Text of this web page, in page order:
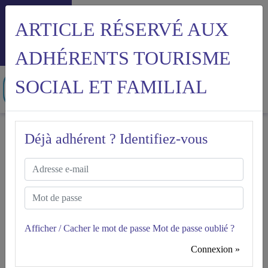
Accueil
Comment déterminer le salaire minimum de mon
salarié ?
ARTICLE RÉSERVÉ AUX
ADHÉRENTS TOURISME
SOCIAL ET FAMILIAL
Déjà adhérent ? Identifiez-vous
Afficher / Cacher le mot de passe Mot de passe oublié ?
Connexion »
COMMENT DÉTERMINER
MON SALARIÉ ?